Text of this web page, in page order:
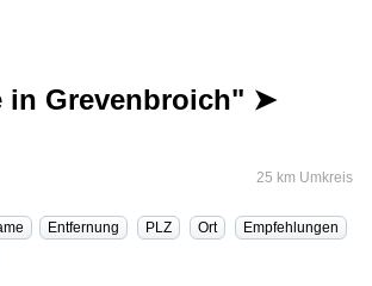
in Grevenbroich" ➤
25 km Umkreis
Entfernung PLZ Ort
Empfehlungen